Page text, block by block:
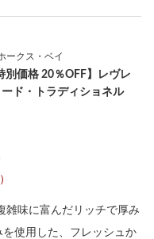
ークス・ベイ
別価格 20％OFF】レヴレ
ド・トラディショネル
雑味に富んだリッチで厚み
使用した、フレッシュか